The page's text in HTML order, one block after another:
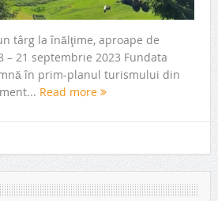
târg la înălţime, aproape de
21 septembrie 2023 Fundata
în prim-planul turismului din
Read more